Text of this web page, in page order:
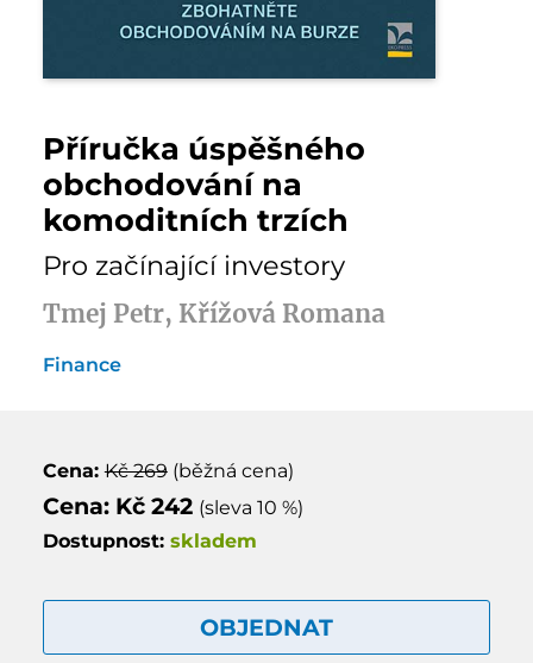
Příručka úspěšného
obchodování na
komoditních trzích
Pro začínající investory
Tmej Petr, Křížová Romana
Finance
Cena:Kč 269(běžná cena)
Cena: Kč 242 (sleva 10 %)
Dostupnost: skladem
OBJEDNAT